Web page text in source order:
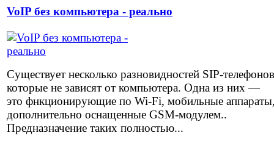
VoIP без компьютера - реально
Существует несколько разновидностей SIP-телефонов
которые не зависят от компьютера. Одна из них —
это фнкционирующие по Wi-Fi, мобильные
дополнительно оснащенные GSM-модулем..
Предназначение таких полностью...